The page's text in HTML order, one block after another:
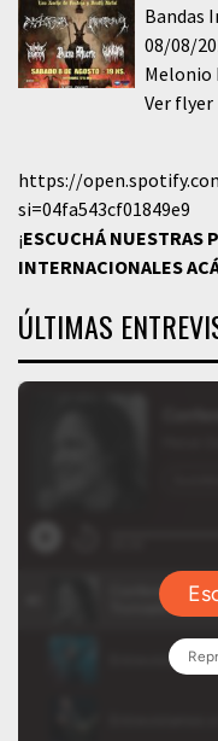
Bandas
08/08/
Melonio
Ver flyer
https://
si=04fa543cf01849e9
¡ESCUCHÁ NUESTRAS
INTERNACIONALES
ÚLTIMAS